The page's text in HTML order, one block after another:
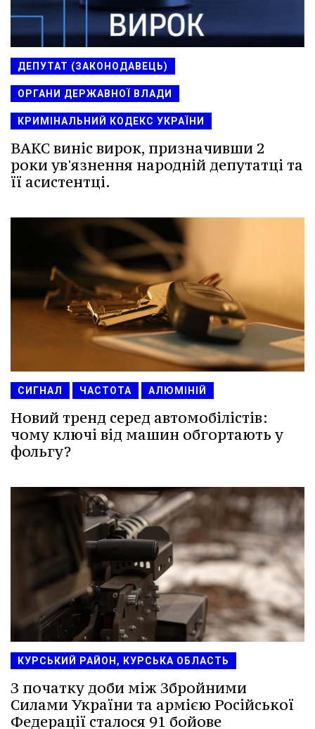
ДЕПУТАТ (ЗАКОНОДАВЕЦЬ)
ОРГАНИ ДЕРЖАВНОЇ ВЛАДИ
КРИМІНАЛЬНИЙ КОДЕКС УКРАЇНИ
ВАКС виніс вирок, призначивши 2
роки ув'язнення народній депутатці та
її асистентці.
СИГНАЛ ЧАСТОТА АЛЮМІНІЙ
Новий тренд серед автомобілістів:
чому ключі від машин обгортають у
фольгу?
КУРСЬКИЙ РАЙОН, КУРСЬКА ОБЛАСТЬ
З початку доби між Збройними
Силами України та армією Російської
Федерації сталося 91 бойове